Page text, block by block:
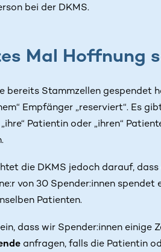
bei der DKMS.
Mal Hoffnung
bereits Stammzellen gespendet
Empfänger „reserviert“. Es
Patientin oder „ihren“
die DKMS jedoch darauf,
von 30 Spender:innen
Patienten.
dass wir Spender:innen einige
anfragen, falls die Patientin